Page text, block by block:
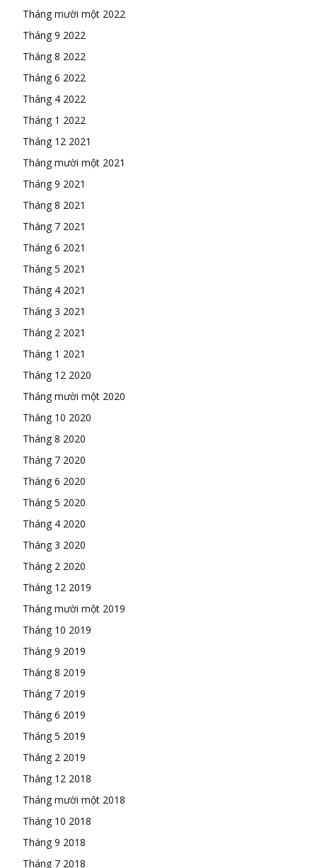
Tháng mười một 2022
Tháng 9 2022
Tháng 8 2022
Tháng 6 2022
Tháng 4 2022
Tháng 1 2022
Tháng 12 2021
Tháng mười một 2021
Tháng 9 2021
Tháng 8 2021
Tháng 7 2021
Tháng 6 2021
Tháng 5 2021
Tháng 4 2021
Tháng 3 2021
Tháng 2 2021
Tháng 1 2021
Tháng 12 2020
Tháng mười một 2020
Tháng 10 2020
Tháng 8 2020
Tháng 7 2020
Tháng 6 2020
Tháng 5 2020
Tháng 4 2020
Tháng 3 2020
Tháng 2 2020
Tháng 12 2019
Tháng mười một 2019
Tháng 10 2019
Tháng 9 2019
Tháng 8 2019
Tháng 7 2019
Tháng 6 2019
Tháng 5 2019
Tháng 2 2019
Tháng 12 2018
Tháng mười một 2018
Tháng 10 2018
Tháng 9 2018
Tháng 7 2018